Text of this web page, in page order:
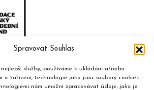
Spravovat Souhlas
služby, používáme k ukládání a/nebo
o zařízení, technologie jako jsou soubory cookies.
nám umožní zpracovávat údaje, jako je